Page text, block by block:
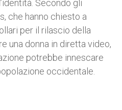
Secondo gli
che hanno chiesto a
per il rilascio della
una donna in diretta video,
potrebbe innescare
occidentale.